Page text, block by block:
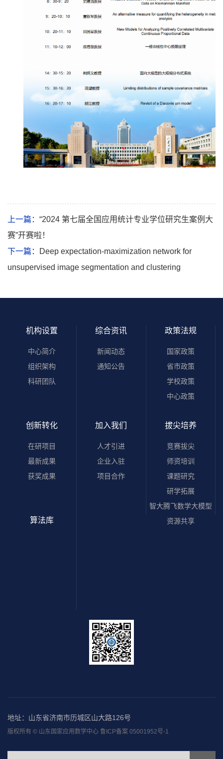
上一篇： “2024 第七届全国应用统计专业学位研究生案例大
赛”开赛啦！
下一篇：
Deep expectation-maximization network for
unsupervised image segmentation and clustering
机构设置
中心简介
组织架构
科研团队
综合资讯
新闻动态
通知公告
政策法规
国家政策
省市政策
学校政策
中心政策
创新转化
在研项目
最新成果
获奖成果
加入我们
人才引进
企业入驻
项目合作
拔尖培养
竞赛拔尖
师资培训
课题研究
研学拓展
智大腾飞数学大模型
资源共享
算法库
地址：山东省济南市历城区山大路126号
版权所有 © 山东国家应用数学中心 鲁ICP备案 05001952号-1